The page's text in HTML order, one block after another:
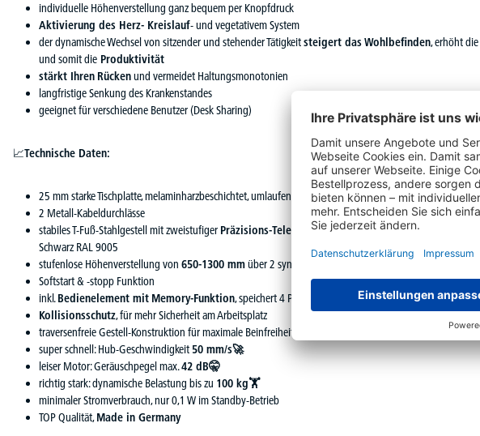
individuelle Höhenverstellung ganz bequem per Knopfdruck
Aktivierung des Herz- Kreislauf- und vegetativem System
der dynamische Wechsel von sitzender und stehender Tätigkeitsteigert das Wohlbefinden, erhöht
und somit die Produktivität
stärkt Ihren Rückenund vermeidet Haltungsmonotonien
langfristige Senkung des Krankenstandes
geeignet für verschiedene Benutzer (Desk Sharing)
📈Technische Daten:
25 mm starke Tischplatte, melaminharzbeschichtet, umlaufend mit 3 mm starkem Kunststoff-Umleimer
2 Metall-Kabeldurchlässe
stabiles T-Fuß-Stahlgestell mit zweistufiger Präzisions-Teleskopsäule, pulverbeschichtet in Alusilber
Schwarz RAL 9005
stufenlose Höhenverstellung von 650-1300 mmüber 2 synchron gesteuerte Elektromotoren
Softstart & -stopp Funktion
inkl.Bedienelement mit Memory-Funktion, speichert 4 Positionen
Kollisionsschutz, für mehr Sicherheit am Arbeitsplatz
traversenfreie Gestell-Konstruktion für maximale Beinfreiheit
super schnell: Hub-Geschwindigkeit 50 mm/s🚀
leiser Motor: Geräuschpegel max.42 dB🤫
richtig stark: dynamische Belastung bis zu 100 kg🏋
minimaler Stromverbrauch, nur 0,1 W im Standby-Betrieb
TOP Qualität,Made in Germany